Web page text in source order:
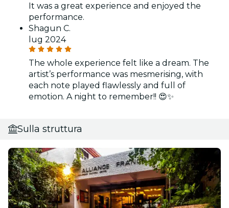
It was a great experience and enjoyed the
performance.
Shagun C.
lug 2024
The whole experience felt like a dream. The
artist’s performance was mesmerising, with
each note played flawlessly and full of
emotion. A night to remember!! 😍✨
Sulla struttura